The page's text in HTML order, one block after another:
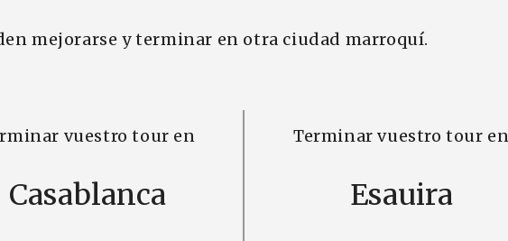
mejorarse y terminar en otra ciudad marroquí.
vuestro tour en
Casablanca
Terminar vuestro tour en
Esauira